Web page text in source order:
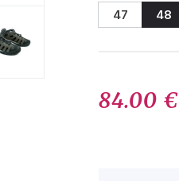
47 48
84.00 €